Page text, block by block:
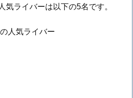
気ライバーは以下の5名です。
人気ライバー